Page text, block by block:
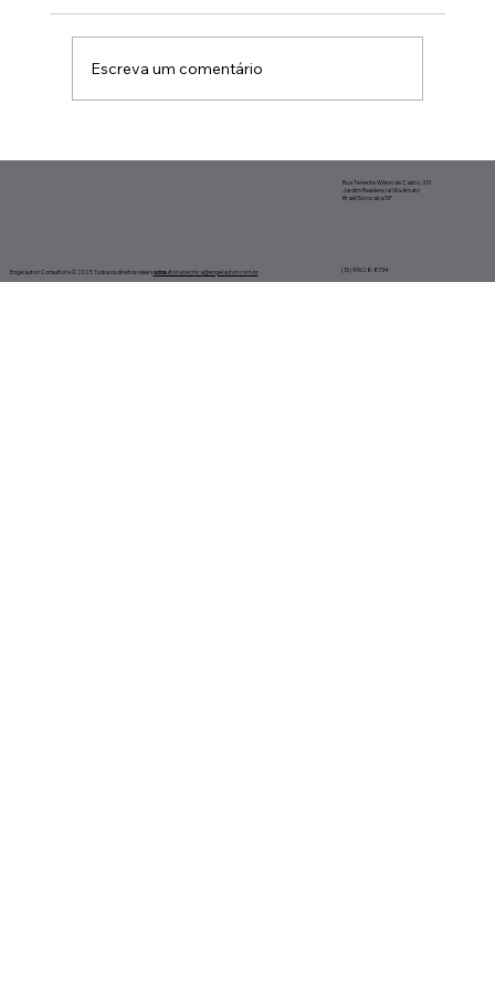
do Coletor de Pó em Equipamentos a
Escreva um comentário
Engelauton Consultoria © 2025 Todos os direitos reservadosconsultoria.tecnica@engelauton.com.br (15) 99628-8734​​
Rua Tenente Wilson de Castro, 331
Jardim Residencial Vila Amato
Brasil/Sorocaba/SP